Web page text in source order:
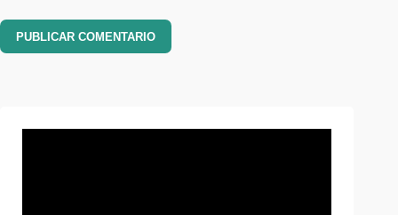
PUBLICAR COMENTARIO